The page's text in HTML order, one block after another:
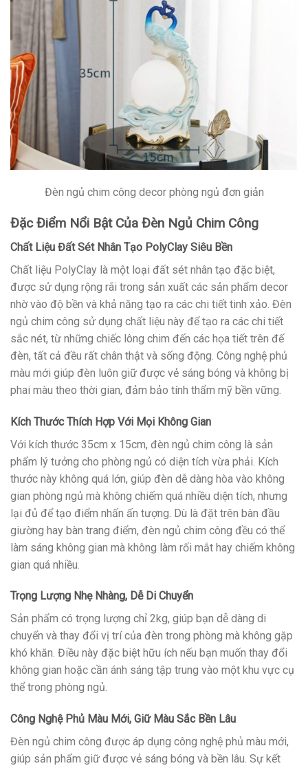
Đèn ngủ chim công decor phòng ngủ đơn giản
Đặc Điểm Nổi Bật Của Đèn Ngủ Chim Công
Chất Liệu Đất Sét Nhân Tạo PolyClay Siêu Bền
Chất liệu PolyClay là một loại đất sét nhân tạo đặc biệt,
được sử dụng rộng rãi trong sản xuất các sản phẩm decor
nhờ vào độ bền và khả năng tạo ra các chi tiết tinh xảo. Đèn
ngủ chim công sử dụng chất liệu này để tạo ra các chi tiết
sắc nét, từ những chiếc lông chim đến các họa tiết trên đế
đèn, tất cả đều rất chân thật và sống động. Công nghệ phủ
màu mới giúp đèn luôn giữ được vẻ sáng bóng và không bị
phai màu theo thời gian, đảm bảo tính thẩm mỹ bền vững.
Kích Thước Thích Hợp Với Mọi Không Gian
Với kích thước 35cm x 15cm, đèn ngủ chim công là sản
phẩm lý tưởng cho phòng ngủ có diện tích vừa phải. Kích
thước này không quá lớn, giúp đèn dễ dàng hòa vào không
gian phòng ngủ mà không chiếm quá nhiều diện tích, nhưng
lại đủ để tạo điểm nhấn ấn tượng. Dù là đặt trên bàn đầu
giường hay bàn trang điểm, đèn ngủ chim công đều có thể
làm sáng không gian mà không làm rối mắt hay chiếm không
gian quá nhiều.
Trọng Lượng Nhẹ Nhàng, Dễ Di Chuyển
Sản phẩm có trọng lượng chỉ 2kg, giúp bạn dễ dàng di
chuyển và thay đổi vị trí của đèn trong phòng mà không gặp
khó khăn. Điều này đặc biệt hữu ích nếu bạn muốn thay đổi
không gian hoặc cần ánh sáng tập trung vào một khu vực cụ
thể trong phòng ngủ.
Công Nghệ Phủ Màu Mới, Giữ Màu Sắc Bền Lâu
Đèn ngủ chim công được áp dụng công nghệ phủ màu mới,
giúp sản phẩm giữ được vẻ sáng bóng và bền lâu. Sự kết